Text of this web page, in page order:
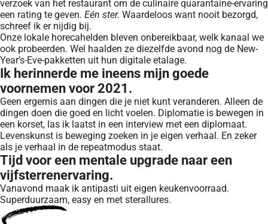
verzoek van het restaurant om de culinaire quarantaine-ervaring
een rating te geven. Eén ster. Waardeloos want nooit bezorgd,
schreef ik er nijdig bij.
Onze lokale horecahelden bleven onbereikbaar, welk kanaal we
ook probeerden. Wel haalden ze diezelfde avond nog de New-
Year’s-Eve-pakketten uit hun digitale etalage.
Ik herinnerde me ineens mijn goede
voornemen voor 2021.
Geen ergernis aan dingen die je niet kunt veranderen. Alleen de
dingen doen die goed en licht voelen. Diplomatie is bewegen in
een korset, las ik laatst in een interview met een diplomaat.
Levenskunst is beweging zoeken in je eigen verhaal. En zeker
als je verhaal in de repeatmodus staat.
Tijd voor een mentale upgrade naar een
vijfsterrenervaring.
Vanavond maak ik antipasti uit eigen keukenvoorraad.
Superduurzaam, easy en met sterallures.